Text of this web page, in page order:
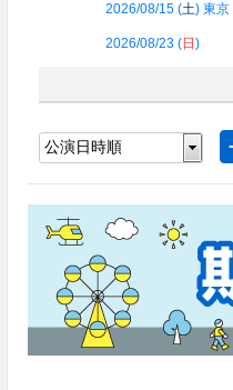
2026/08/15 (土) 東京
2026/08/23 (日 )